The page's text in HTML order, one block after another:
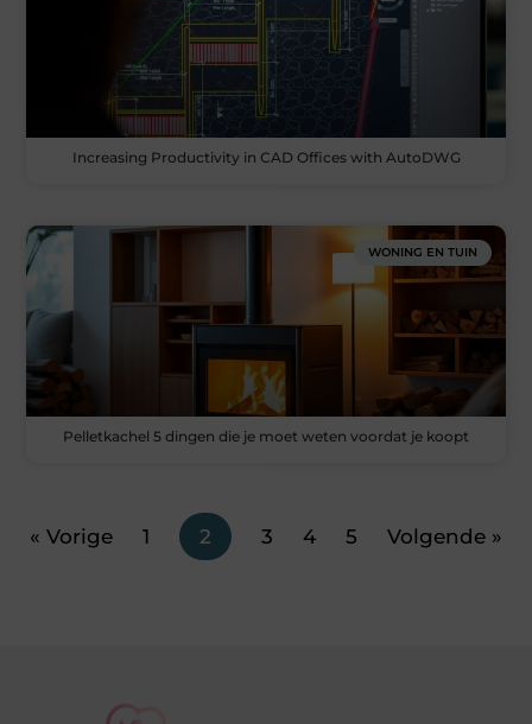
Increasing Productivity in CAD Offices with AutoDWG
WONING EN TUIN
Pelletkachel 5 dingen die je moet weten voordat je koopt
« Vorige 1 2 3 4 5 Volgende »